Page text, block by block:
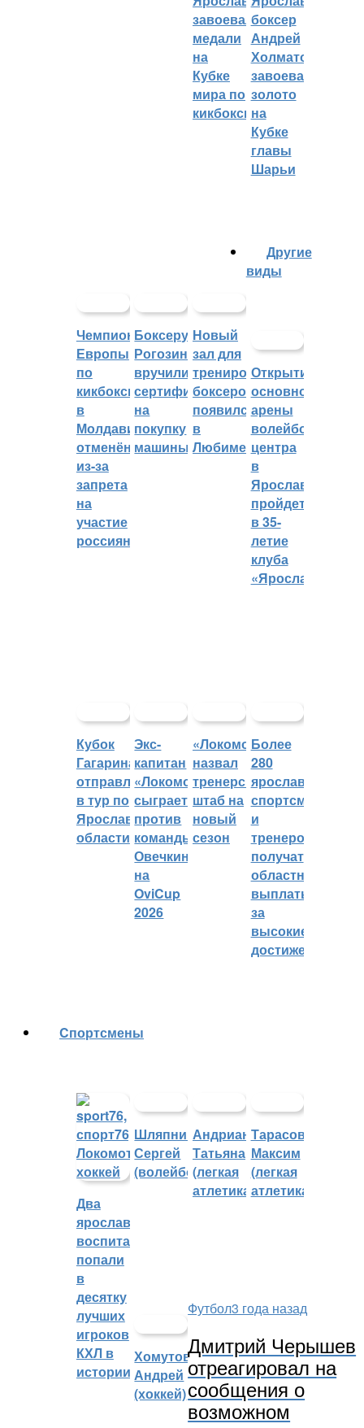
завоевали
медали
на
Кубке
мира по
кикбоксингу
боксер
Андрей
Холматов
завоевал
золото
на
Кубке
главы
Шарьи
Чемпионат
Европы
по
кикбоксингу
в
Молдавии
отменён
из-за
запрета
на
участие
россиян
Боксеру
Рогозину
вручили
сертификат
на
покупку
машины
Новый
зал для
тренировок
боксеров
появился
в
Любиме
Другие
виды
Открытие
основной
арены
волейбольного
центра
в
Ярославле
пройдет
в 35-
летие
клуба
«Ярославич»
Кубок
Гагарина
отправляется
в тур по
Ярославской
области
Экс-
капитан
«Локомотива»
сыграет
против
команды
Овечкина
на
OviCup
2026
«Локомотив»
назвал
тренерский
штаб на
новый
сезон
Более
280
ярославских
спортсменов
и
тренеров
получат
областные
выплаты
за
высокие
достижения
Cпортсмены
Два
ярославских
воспитанника
попали
в
десятку
лучших
игроков
КХЛ в
истории
Шляпников
Сергей
(волейбол)
Андрианова
Татьяна
(легкая
атлетика)
Тарасов
Максим
(легкая
атлетика)
Хомутов
Андрей
(хоккей)
Футбол3 года назад
Дмитрий Черышев
отреагировал на
сообщения о
возможном